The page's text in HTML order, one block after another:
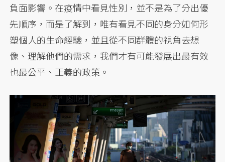
負面影響。在疫情中看見性別，並不是為了分出優
先順序，而是了解到，唯有看見不同的身分如何形
塑個人的生命經驗，並且從不同群體的視角去想
像、理解他們的需求，我們才有可能發展出最有效
也最公平、正義的政策。